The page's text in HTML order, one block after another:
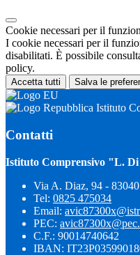
Cookie necessari per il
I cookie necessari per il
disabilitati. È possibile
policy.
Accetta tutti Salva le
Istituto
Contatti
Istituto Comprensivo "L.
Via A. Diaz, 94 -
Tel: 0825 475034
Email:
PEC:
C.F.: 90014740642
IBAN: